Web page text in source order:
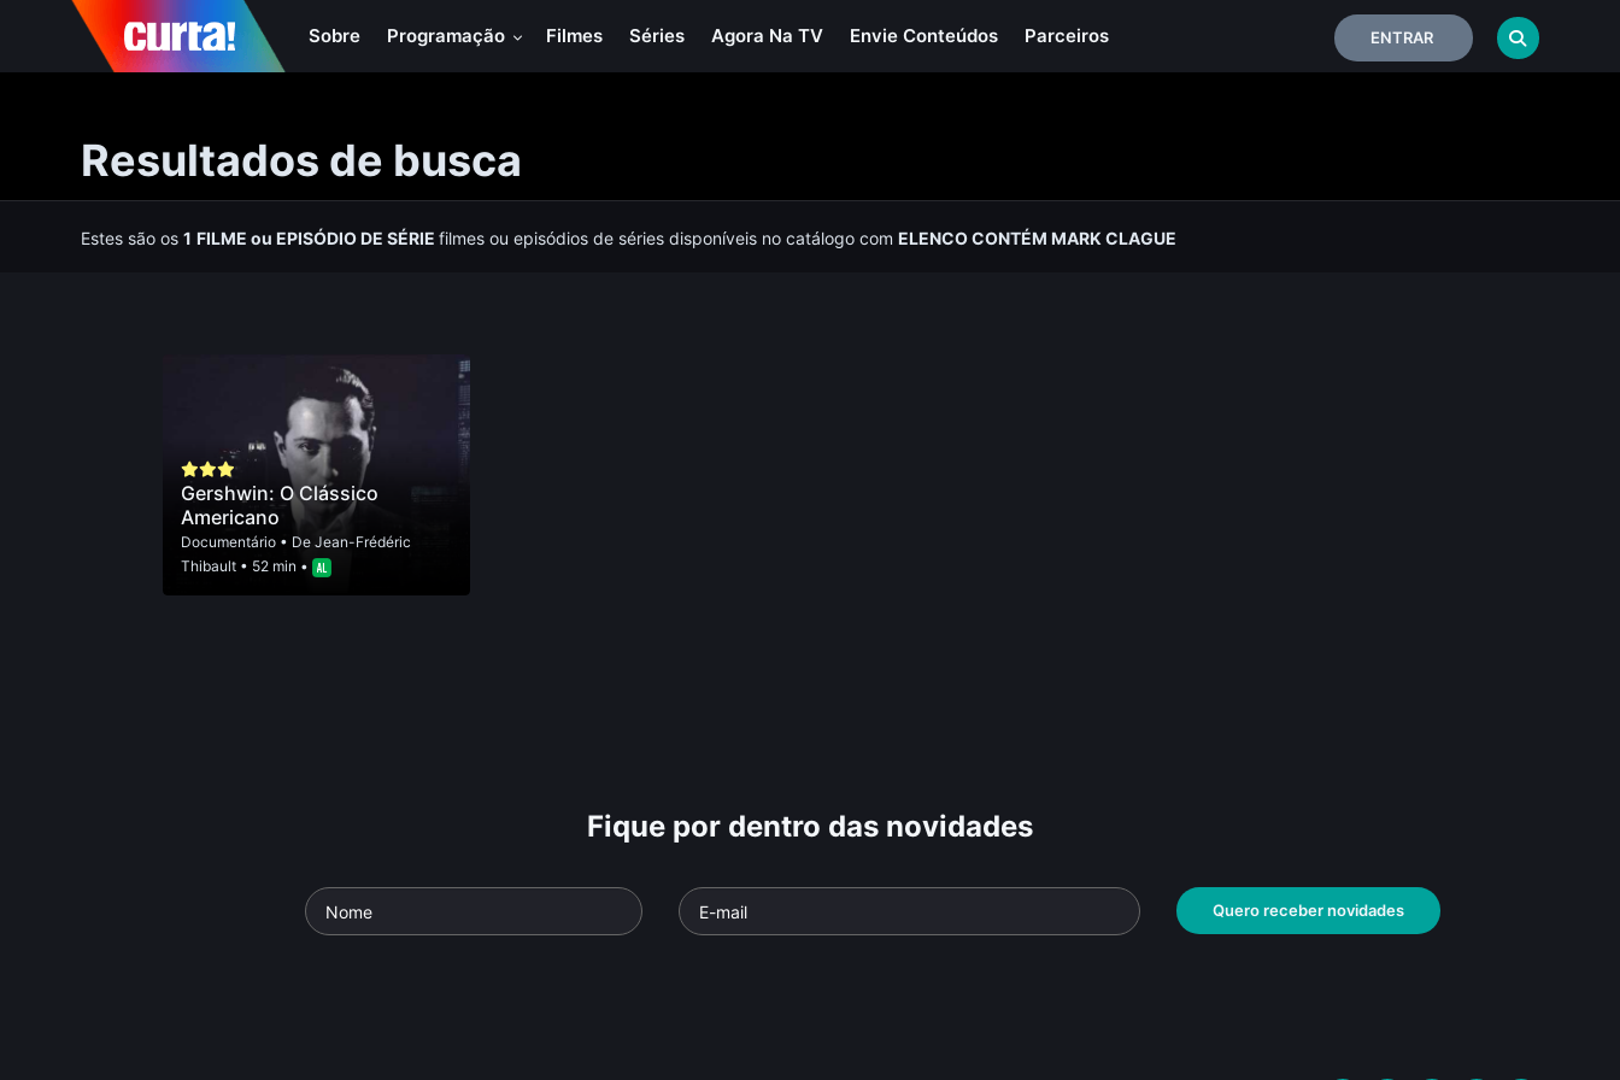
Sobre Programação Filmes Séries Agora Na TV Envie Conteúdos Parceiros ENTRAR
Resultados de busca
Estes são os1 FILMEou EPISÓDIO DE SÉRIEfilmes ou episódios de séries disponíveis no catálogo comELENCO CONTÉM MARK CLAGUE
Gershwin: O Clássico
Americano
Documentário• De Jean-Frédéric
Thibault• 52 min •
Fique por dentro das novidades
Quero receber novidades